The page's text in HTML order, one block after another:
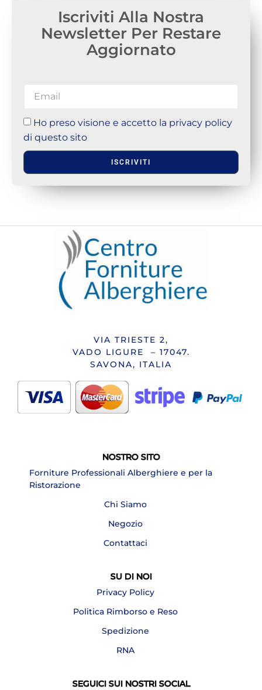
Iscriviti Alla Nostra
Newsletter Per Restare
Aggiornato
Ho preso visione e accetto la privacy policy
di questo sito
ISCRIVITI
VIA TRIESTE 2,
VADO LIGURE – 17047.
SAVONA, ITALIA
NOSTRO SITO
Forniture Professionali Alberghiere e per la
Ristorazione
Chi Siamo
Negozio
Contattaci
SU DI NOI
Privacy Policy
Politica Rimborso e Reso
Spedizione
RNA
SEGUICI SUI NOSTRI SOCIAL